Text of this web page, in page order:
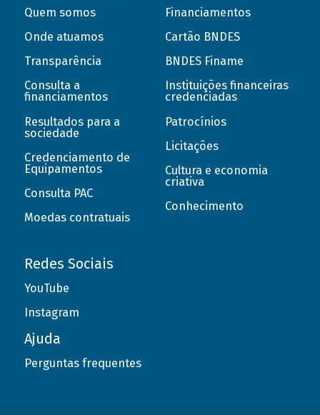
Quem somos
Onde atuamos
Transparência
Consulta a
financiamentos
Resultados para a
sociedade
Credenciamento de
Equipamentos
Consulta PAC
Moedas contratuais
Financiamentos
Cartão BNDES
BNDES Finame
Instituições financeiras
credenciadas
Patrocínios
Licitações
Cultura e economia
criativa
Conhecimento
Redes Sociais
YouTube
Instagram
Ajuda
Perguntas frequentes